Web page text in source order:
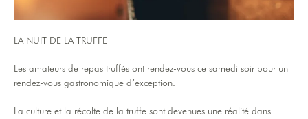
LA NUIT DE LA TRUFFE
Les amateurs de repas truffés ont rendez-vous ce samedi soir pour un
rendez-vous gastronomique d’exception.
La culture et la récolte de la truffe sont devenues une réalité dans